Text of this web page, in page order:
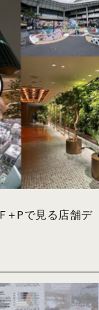
＋Pで見る店舗デ